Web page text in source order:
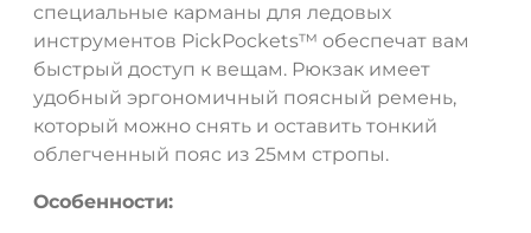
специальные карманы для ледовых
инструментов PickPockets™ обеспечат вам
быстрый доступ к вещам. Рюкзак имеет
удобный эргономичный поясный ремень,
который можно снять и оставить тонкий
облегченный пояс из 25мм стропы.
Особенности:
ДА НЕТ